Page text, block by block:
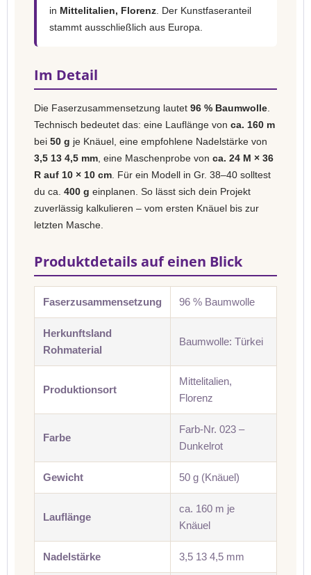
in Mittelitalien, Florenz . Der Kunstfaseranteil
stammt ausschließlich aus Europa.
Im Detail
Die Faserzusammensetzung lautet 96 % Baumwolle
Technisch bedeutet das: eine Lauflänge von ca. 160 m
bei 50 g je Knäuel, eine empfohlene Nadelstärke von
3,5 13 4,5 mm , eine Maschenprobe von ca. 24 M × 36
R auf 10 × 10 cm . Für ein Modell in Gr. 38–40 solltest
du ca. 400 g einplanen. So lässt sich dein Projekt
zuverlässig kalkulieren – vom ersten Knäuel bis zur
letzten Masche.
Produktdetails auf einen Blick
Faserzusammensetzung 96 % Baumwolle
Herkunftsland
Rohmaterial
Baumwolle: Türkei
Produktionsort
Mittelitalien,
Florenz
Farbe
Farb-Nr. 023 –
Dunkelrot
Gewicht 50 g (Knäuel)
Lauflänge
ca. 160 m je
Knäuel
Nadelstärke 3,5 13 4,5 mm